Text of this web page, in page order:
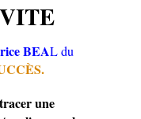
BEAL du
une